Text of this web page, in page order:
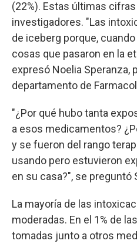
(22%). Estas últimas
investigadores. "Las
de iceberg porque,
cosas que pasaron en la
expresó Noelia Speranza,
departamento de
"¿Por qué hubo tanta
a esos medicamentos?
y se fueron del rango
usando pero estuvieron
en su casa?", se preguntó
La mayoría de las
moderadas. En el 1% de
tomadas junto a otros